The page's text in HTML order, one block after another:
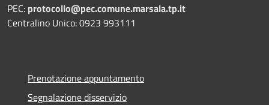
PEC: protocollo@pec.comune.marsala.tp.it
Centralino Unico: 0923 993111
Prenotazione appuntamento
Segnalazione disservizio